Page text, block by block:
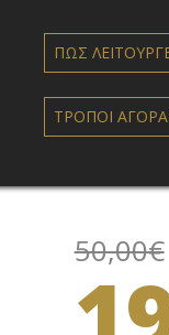
ΠΩΣ
ΤΡΟΠΟΙ
50,00€